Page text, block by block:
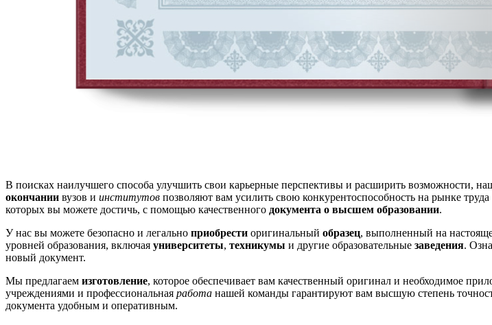
В поисках наилучшего способа улучшить свои карьерные перспективы и расширить возможности,
окончании вузов и институтов позволяют вам усилить свою конкурентоспособность на рынке
которых вы можете достичь, с помощью качественного документа о высшем образовании.
У нас вы можете безопасно и легально приобрести оригинальный образец, выполненный на
уровней образования, включая университеты, техникумы и другие образовательные заведения.
новый документ.
Мы предлагаем изготовление, которое обеспечивает вам качественный оригинал и необходимое
учреждениями и профессиональная работа нашей команды гарантируют вам высшую степень
документа удобным и оперативным.